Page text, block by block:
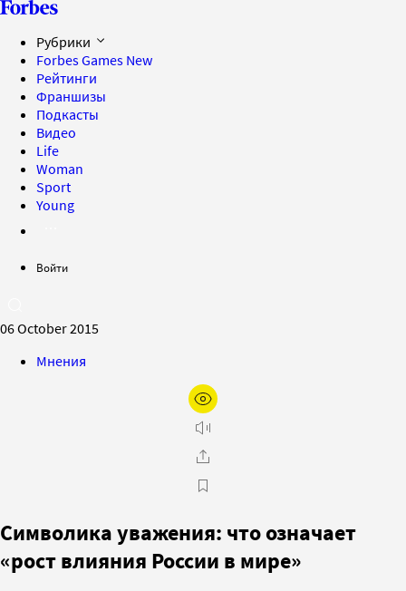
Рубрики
Forbes Games New
Рейтинги
Франшизы
Подкасты
Видео
Life
Woman
Sport
Young
Войти
06 October 2015
Мнения
Символика уважения: что означает
«рост влияния России в мире»